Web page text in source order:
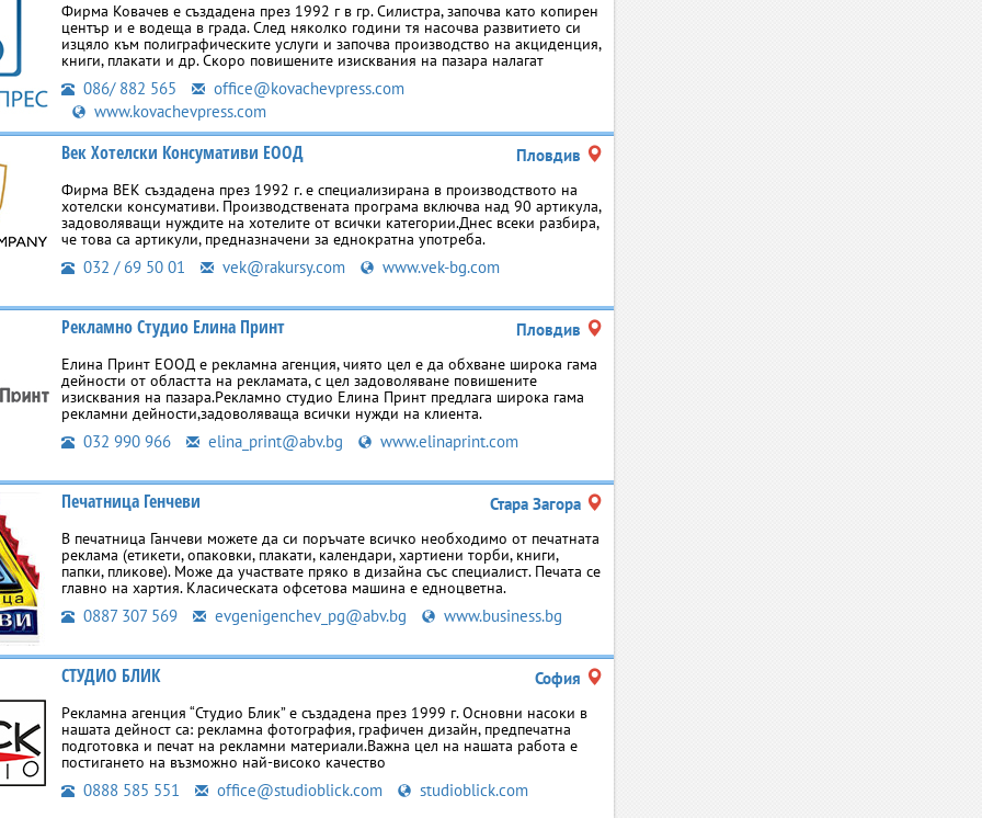
Фирма Ковачев е създадена през 1992 г в гр. Силистра, започва като копирен
център и е водеща в града. След няколко години тя насочва развитието си
изцяло към полиграфическите услуги и започва производство на акциденция,
книги, плакати и др. Скоро повишените изисквания на пазара налагат
086/ 882 565
office@kovachevpress.com
www.kovachevpress.com
Век Хотелски Консумативи ЕООД Пловдив
Фирма ВЕК създадена през 1992 г. е специализирана в производството на
хотелски консумативи. Производствената програма включва над 90 артикула,
задоволяващи нуждите на хотелите от всички категории.Днес всеки разбира,
че това са артикули, предназначени за еднократна употреба.
032 / 69 50 01 vek@rakursy.com www.vek-bg.com
Рекламно Студио Елина Принт Пловдив
Елина Принт ЕООД е рекламна агенция, чиято цел е да обхване широка гама
дейности от областта на рекламата, с цел задоволяване повишените
изисквания на пазара.Рекламно студио Елина Принт предлага широка гама
рекламни дейности,задоволяваща всички нужди на клиента.
032 990 966 elina_print@abv.bg www.elinaprint.com
Печатница Генчеви Стара Загора
В печатница Ганчеви можете да си поръчате всичко необходимо от печатната
реклама (етикети, опаковки, плакати, календари, хартиени торби, книги,
папки, пликове). Може да участвате пряко в дизайна със специалист. Печата се
главно на хартия. Класическата офсетова машина е едноцветна.
0887 307 569 evgenigenchev_pg@abv.bg www.business.bg
СТУДИО БЛИК София
Рекламна агенция “Студио Блик” е създадена през 1999 г. Основни насоки в
нашата дейност са: рекламна фотография, графичен дизайн, предпечатна
подготовка и печат на рекламни материали.Важна цел на нашата работа е
постигането на възможно най-високо качество
0888 585 551 office@studioblick.com studioblick.com